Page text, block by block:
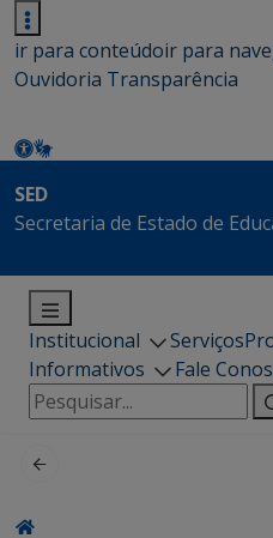
ir para conteúdoir para
Ouvidoria Transparência
SED
Secretaria de Estado de
Institucional Serviços
Informativos
Fale
Pesquisar
por: